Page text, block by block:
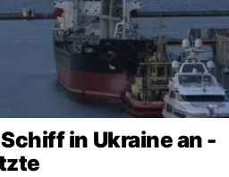
in Ukraine an -